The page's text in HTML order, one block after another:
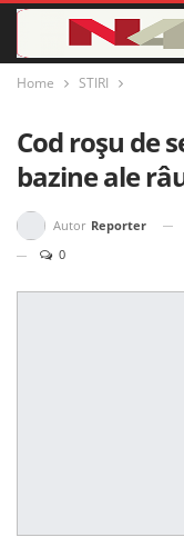
Home STIRI
Cod roșu de
bazine ale
Autor Reporter
0